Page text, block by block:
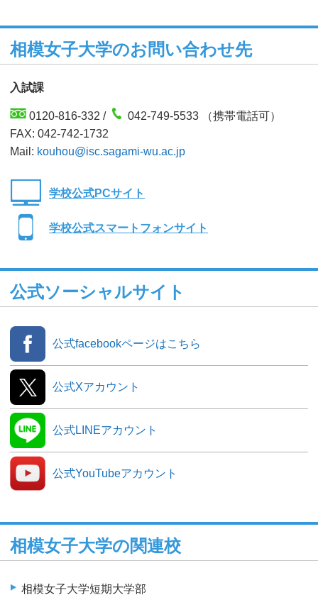
相模女子大学のお問い合わせ先
入試課
0120-816-332 /
042-749-5533 （携帯電話可）
FAX: 042-742-1732
Mail: kouhou@isc.sagami-wu.ac.jp
学校公式PCサイト
学校公式スマートフォンサイト
公式ソーシャルサイト
公式facebookページはこちら
公式Xアカウント
公式LINEアカウント
公式YouTubeアカウント
相模女子大学の関連校
相模女子大学短期大学部